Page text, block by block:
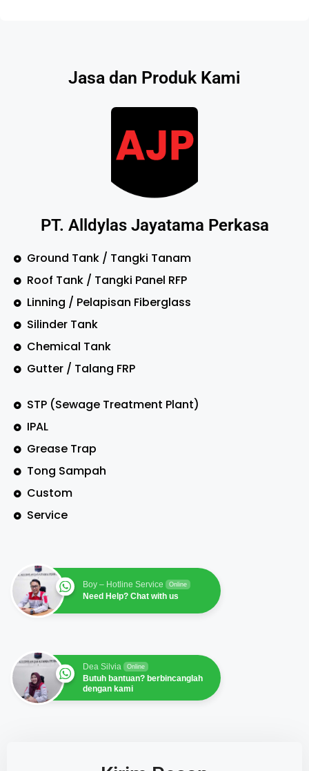
Jasa dan Produk Kami
PT. Alldylas Jayatama Perkasa
Ground Tank / Tangki Tanam
Roof Tank / Tangki Panel RFP
Linning / Pelapisan Fiberglass
Silinder Tank
Chemical Tank
Gutter / Talang FRP
STP (Sewage Treatment Plant)
IPAL
Grease Trap
Tong Sampah
Custom
Service
Boy – Hotline Service Online
Need Help? Chat with us
Dea Silvia Online
Butuh bantuan? berbincanglah
dengan kami